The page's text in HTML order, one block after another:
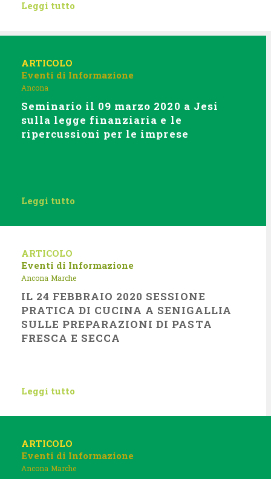
Leggi tutto
ARTICOLO
Eventi di Informazione
Ancona
Seminario il 09 marzo 2020 a Jesi
sulla legge finanziaria e le
ripercussioni per le imprese
Leggi tutto
ARTICOLO
Eventi di Informazione
Ancona Marche
IL 24 FEBBRAIO 2020 SESSIONE
PRATICA DI CUCINA A SENIGALLIA
SULLE PREPARAZIONI DI PASTA
FRESCA E SECCA
Leggi tutto
ARTICOLO
Eventi di Informazione
Ancona Marche